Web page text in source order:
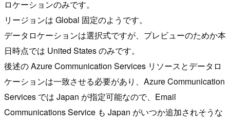
ロケーションのみです。
リージョンは Global 固定のようです。
データロケーションは選択式ですが、プレビューのためか本
日時点では United States のみです。
後述の Azure Communication Services リソースとデータロ
ケーションは一致させる必要があり、Azure Communication
Services では Japan が指定可能なので、Email
Communications Service も Japan がいつか追加されそうな